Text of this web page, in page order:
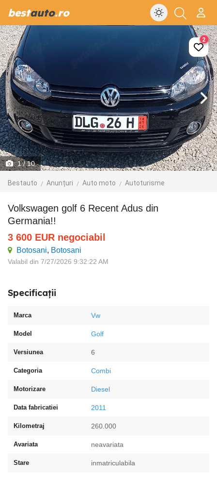
bestauto.ro
1/ 10
Bestauto Anunțuri Auto moto Autoturisme
2
Volkswagen golf 6 Recent Adus din
Germania!!
3 600 EUR negociabil
Botosani, Botosani
Valabil din 7/27/2026 9:32:22 AM
Specificații
Marca Vw
Model Golf
Versiunea 6
Categoria Combi
Motorizare Diesel
Data fabricatiei 2011
Kilometraj 260.000
Avariata neavariata
Stare inmatriculabila